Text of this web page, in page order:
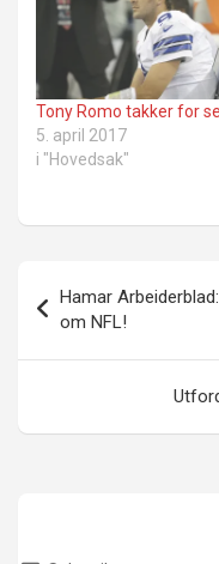
Tony Romo takker for
5. april 2017
i "Hovedsak"
Hamar
om NFL!